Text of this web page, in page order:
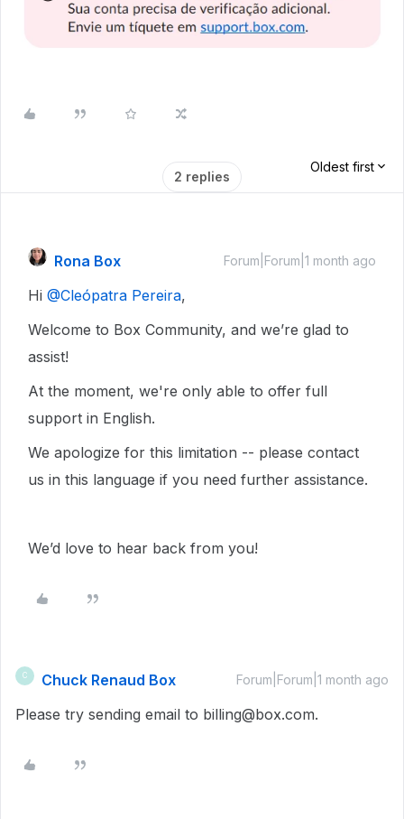
2 replies
Oldest first
Rona Box Forum|Forum|1 month ago
Hi ​ @Cleópatra Pereira,
Welcome to Box Community, and we’re glad to
assist!
At the moment, we're only able to offer full
support in English.
We apologize for this limitation -- please contact
us in this language if you need further assistance.
We’d love to hear back from you!
C Chuck Renaud Box Forum|Forum|1 month ago
Please try sending email to billing@box.com.